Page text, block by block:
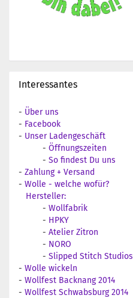
Interessantes
- Über uns
- Facebook
- Unser Ladengeschäft
- Öffnungszeiten
- So findest Du uns
- Zahlung + Versand
- Wolle - welche wofür?
Hersteller:
- Wollfabrik
- HPKY
- Atelier Zitron
- NORO
- Slipped Stitch Studios
- Wolle wickeln
- Wollfest Backnang 2014
- Wollfest Schwabsburg 2014